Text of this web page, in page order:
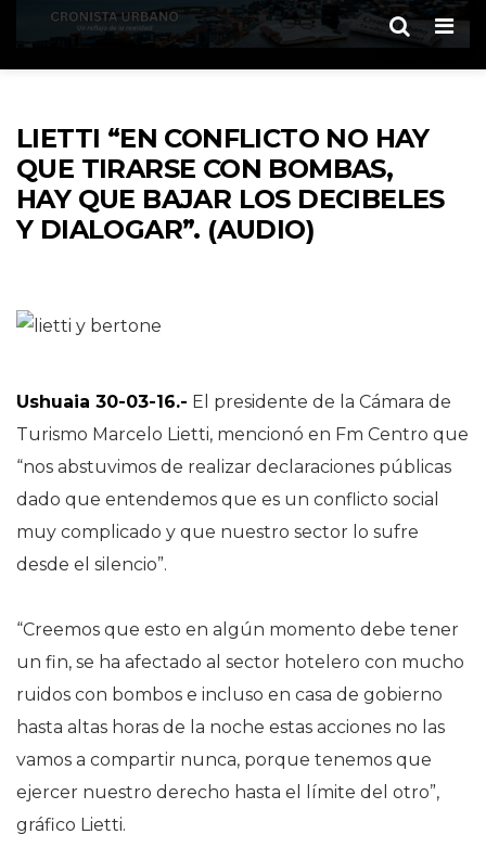
LIETTI “EN CONFLICTO NO HAY
QUE TIRARSE CON BOMBAS,
HAY QUE BAJAR LOS DECIBELES
Y DIALOGAR”. (AUDIO)
Ushuaia 30-03-16.- El presidente de la Cámara de
Turismo Marcelo Lietti, mencionó en Fm Centro que
“nos abstuvimos de realizar declaraciones públicas
dado que entendemos que es un conflicto social
muy complicado y que nuestro sector lo sufre
desde el silencio”.
“Creemos que esto en algún momento debe tener
un fin, se ha afectado al sector hotelero con mucho
ruidos con bombos e incluso en casa de gobierno
hasta altas horas de la noche estas acciones no las
vamos a compartir nunca, porque tenemos que
ejercer nuestro derecho hasta el límite del otro”,
gráfico Lietti.